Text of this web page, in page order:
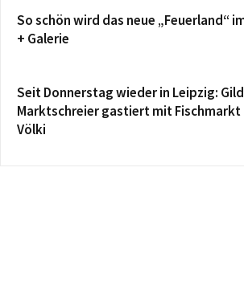
So schön wird das neue „Feuerland“
+ Galerie
Seit Donnerstag wieder in Leipzig:
Marktschreier gastiert mit Fischmarkt
Völki